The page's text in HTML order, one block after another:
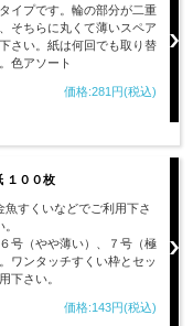
イプです。輪の部分が二重
そちらに丸くて薄いスペア
さい。紙は何回でも取り替
色アソート
価格:281円(税込)
１００枚
すくいなどでご利用下さ
。
号（やや薄い）、７号（極
ワンタッチすくい枠とセッ
下さい。
価格:143円(税込)